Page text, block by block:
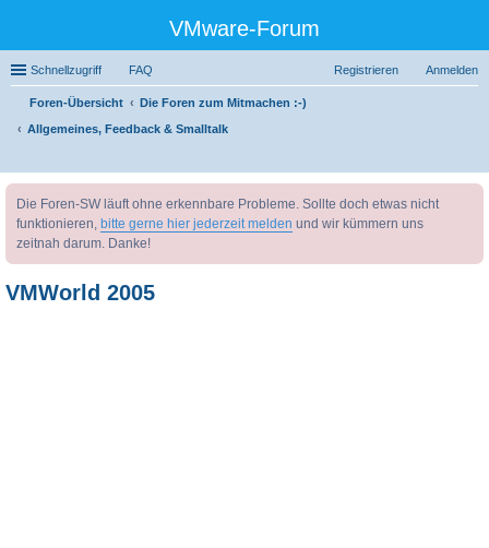
VMware-Forum
Schnellzugriff FAQ Anmelden
Registrieren
Foren-Übersicht
Die Foren zum Mitmachen :-)
Allgemeines, Feedback & Smalltalk
uc
Die Foren-SW läuft ohne erkennbare Probleme. Sollte doch etwas nicht
funktionieren, bitte gerne hier jederzeit melden und wir kümmern uns
zeitnah darum. Danke!
VMWorld 2005